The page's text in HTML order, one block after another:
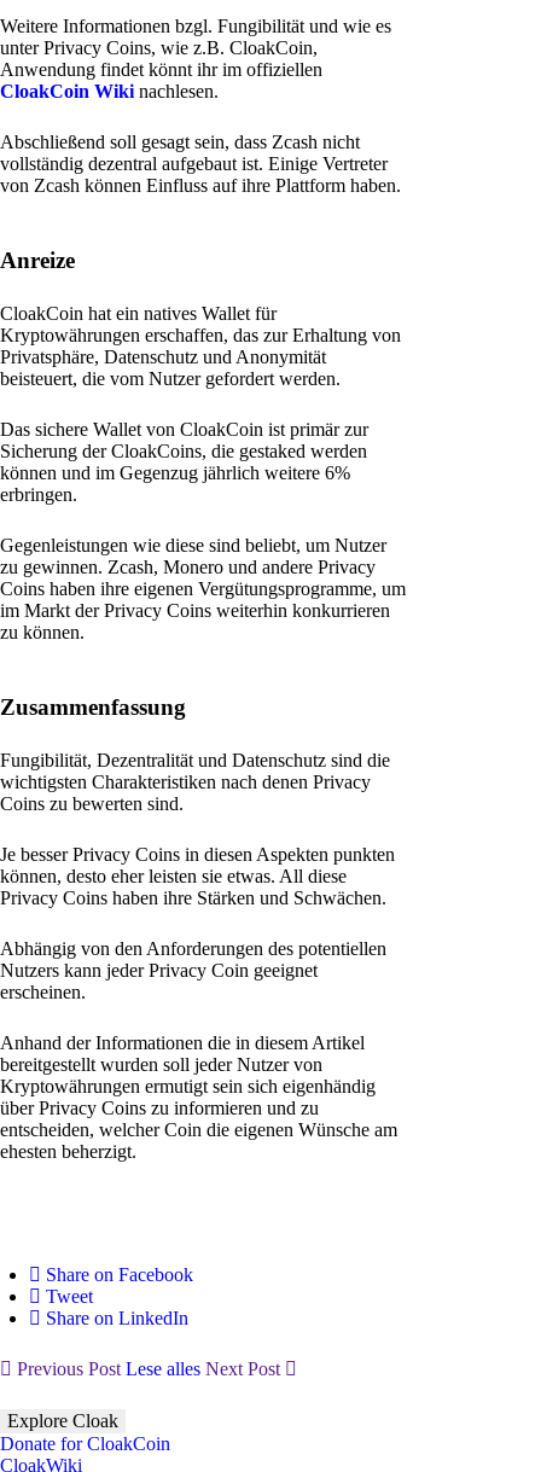
Weitere Informationen bzgl. Fungibilität und wie es
unter Privacy Coins, wie z.B. CloakCoin,
Anwendung findet könnt ihr im offiziellen
CloakCoin Wiki nachlesen.
Abschließend soll gesagt sein, dass Zcash nicht
vollständig dezentral aufgebaut ist. Einige Vertreter
von Zcash können Einfluss auf ihre Plattform haben.
Anreize
CloakCoin hat ein natives Wallet für
Kryptowährungen erschaffen, das zur Erhaltung von
Privatsphäre, Datenschutz und Anonymität
beisteuert, die vom Nutzer gefordert werden.
Das sichere Wallet von CloakCoin ist primär zur
Sicherung der CloakCoins, die gestaked werden
können und im Gegenzug jährlich weitere 6%
erbringen.
Gegenleistungen wie diese sind beliebt, um Nutzer
zu gewinnen. Zcash, Monero und andere Privacy
Coins haben ihre eigenen Vergütungsprogramme, um
im Markt der Privacy Coins weiterhin konkurrieren
zu können.
Zusammenfassung
Fungibilität, Dezentralität und Datenschutz sind die
wichtigsten Charakteristiken nach denen Privacy
Coins zu bewerten sind.
Je besser Privacy Coins in diesen Aspekten punkten
können, desto eher leisten sie etwas. All diese
Privacy Coins haben ihre Stärken und Schwächen.
Abhängig von den Anforderungen des potentiellen
Nutzers kann jeder Privacy Coin geeignet
erscheinen.
Anhand der Informationen die in diesem Artikel
bereitgestellt wurden soll jeder Nutzer von
Kryptowährungen ermutigt sein sich eigenhändig
über Privacy Coins zu informieren und zu
entscheiden, welcher Coin die eigenen Wünsche am
ehesten beherzigt.
Share on Facebook
Tweet
Share on LinkedIn
Previous Post Lese alles Next Post
Explore Cloak
Donate for CloakCoin
CloakWiki